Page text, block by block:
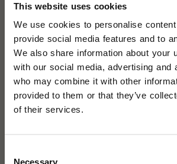
This website uses cookies
We use cookies to personalise
provide social media features and to
We also share information about your
with our social media, advertising and
who may combine it with other
provided to them or that they’ve
of their services.
Necessary
Hario
Harios vattenkanna
Den bästa kannan för din bryggning! Få
vattnet med kannans specialdesignade pip.